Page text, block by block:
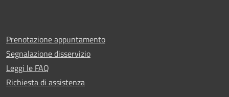
Prenotazione appuntamento
Segnalazione disservizio
Leggi le FAQ
Richiesta di assistenza